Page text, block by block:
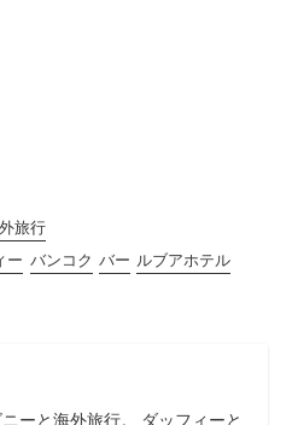
旅行
ー バンコク バー ルブアホテル
ーと海外旅行。 ダッフィーと